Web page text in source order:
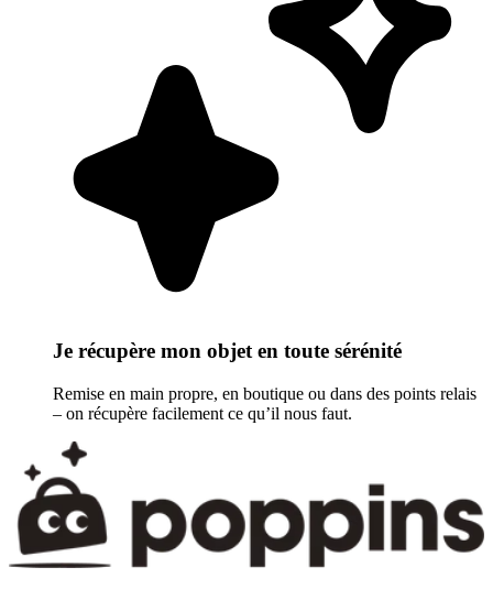
Je récupère mon objet en toute sérénité
Remise en main propre, en boutique ou dans des points relais
– on récupère facilement ce qu’il nous faut.